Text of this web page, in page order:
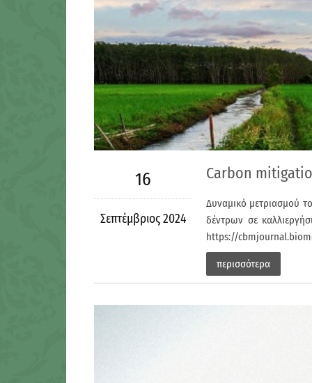
16
Σεπτέμβριος 2024
Carbon
Δυναμικό μετριασμού
δέντρων σε
https://
περισσότερα